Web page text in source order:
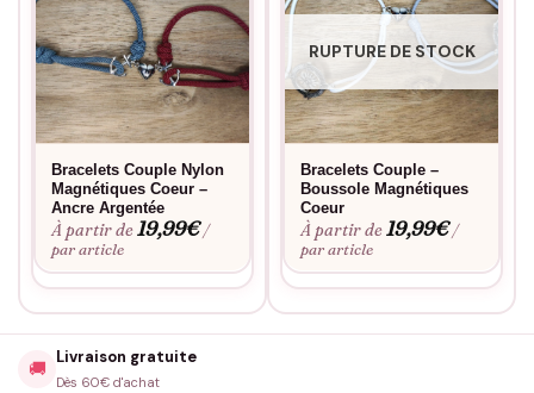
Bracelets Couple Nylon
Magnétiques Coeur –
Ancre Argentée
À partir de19,99€ /
par article
RUPTURE DE STOCK
Bracelets Couple –
Boussole Magnétiques
Coeur
À partir de19,99€ /
par article
🚚
Livraison gratuite
Dès 60€ d'achat